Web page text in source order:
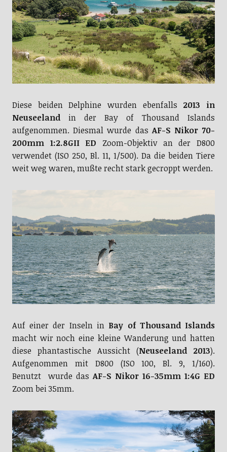
Diese beiden Delphine wurden ebenfalls 2013 in
Neuseelandin der Bay of Thousand Islands
aufgenommen. Diesmal wurde dasAF-S Nikor 70-
200mm 1:2.8GII ED Zoom-Objektiv an der D800
verwendet (ISO 250, Bl. 11, 1/500). Da die beiden Tiere
weit weg waren, mußte recht stark gecroppt werden.
Auf einer der Inseln in Bay of Thousand Islands
macht wir noch eine kleine Wanderung und hatten
diese phantastische Aussicht (Neuseeland 2013).
Aufgenommen mit D800 (ISO 100, Bl. 9, 1/160).
Benutzt wurde dasAF-S Nikor 16-35mm 1:4G ED
Zoom bei 35mm.